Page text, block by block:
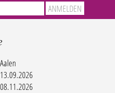
Aalen
13.09.2026
08.11.2026